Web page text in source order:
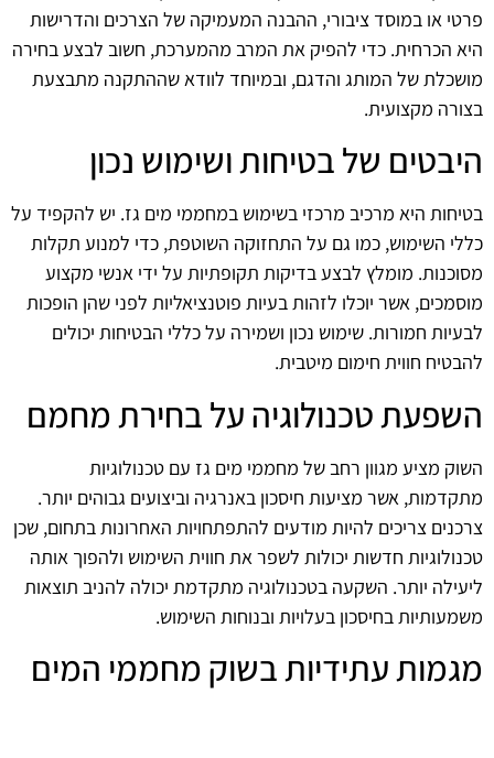
פרטי או במוסד ציבורי, ההבנה המעמיקה של הצרכים והדרישות
היא הכרחית. כדי להפיק את המרב מהמערכת, חשוב לבצע בחירה
מושכלת של המותג והדגם, ובמיוחד לוודא שההתקנה מתבצעת
בצורה מקצועית.
היבטים של בטיחות ושימוש נכון
בטיחות היא מרכיב מרכזי בשימוש במחממי מים גז. יש להקפיד על
כללי השימוש, כמו גם על התחזוקה השוטפת, כדי למנוע תקלות
מסוכנות. מומלץ לבצע בדיקות תקופתיות על ידי אנשי מקצוע
מוסמכים, אשר יוכלו לזהות בעיות פוטנציאליות לפני שהן הופכות
לבעיות חמורות. שימוש נכון ושמירה על כללי הבטיחות יכולים
להבטיח חווית חימום מיטבית.
השפעת טכנולוגיה על בחירת מחמם
השוק מציע מגוון רחב של מחממי מים גז עם טכנולוגיות
מתקדמות, אשר מציעות חיסכון באנרגיה וביצועים גבוהים יותר.
צרכנים צריכים להיות מודעים להתפתחויות האחרונות בתחום, שכן
טכנולוגיות חדשות יכולות לשפר את חווית השימוש ולהפוך אותה
ליעילה יותר. השקעה בטכנולוגיה מתקדמת יכולה להניב תוצאות
משמעותיות בחיסכון בעלויות ובנוחות השימוש.
מגמות עתידיות בשוק מחממי המים